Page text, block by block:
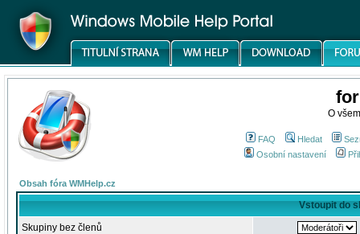
O
FAQ Hledat
Osobní nastavení
Obsah fóra WMHelp.cz
Vstoupit do
Skupiny bez členů